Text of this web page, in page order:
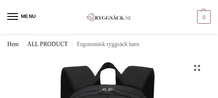
MENU 0
Hem / ALL PRODUCT / Ergonomisk ryggsäck barn